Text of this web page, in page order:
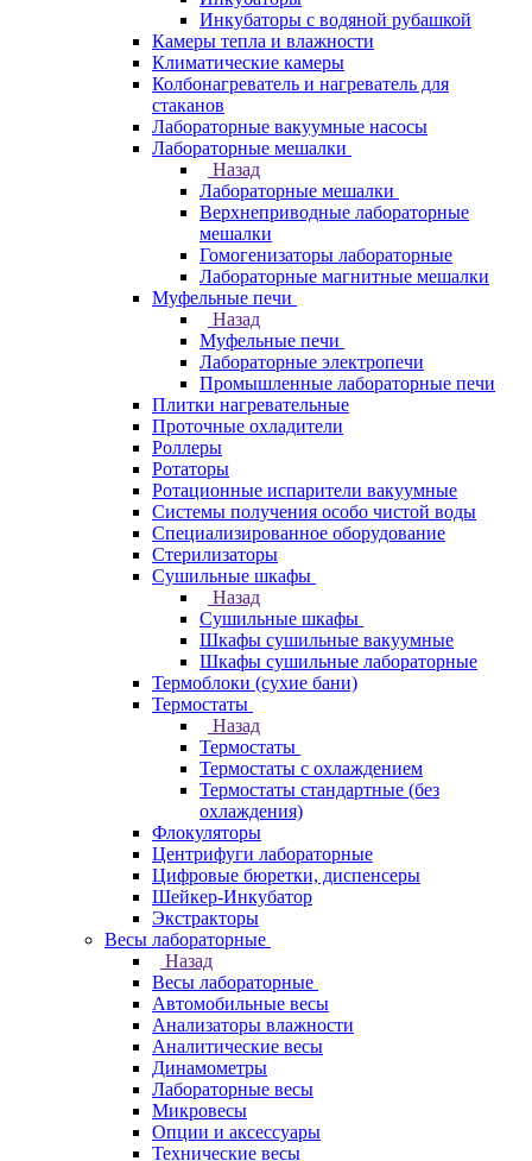
Инкубаторы с водяной рубашкой
Камеры тепла и влажности
Климатические камеры
Колбонагреватель и нагреватель для
стаканов
Лабораторные вакуумные насосы
Лабораторные мешалки
Назад
Лабораторные мешалки
Верхнеприводные лабораторные
мешалки
Гомогенизаторы лабораторные
Лабораторные магнитные мешалки
Муфельные печи
Назад
Муфельные печи
Лабораторные электропечи
Промышленные лабораторные печи
Плитки нагревательные
Проточные охладители
Роллеры
Ротаторы
Ротационные испарители вакуумные
Системы получения особо чистой воды
Специализированное оборудование
Стерилизаторы
Сушильные шкафы
Назад
Сушильные шкафы
Шкафы сушильные вакуумные
Шкафы сушильные лабораторные
Термоблоки (сухие бани)
Термостаты
Назад
Термостаты
Термостаты с охлаждением
Термостаты стандартные (без
охлаждения)
Флокуляторы
Центрифуги лабораторные
Цифровые бюретки, диспенсеры
Шейкер-Инкубатор
Экстракторы
Весы лабораторные
Назад
Весы лабораторные
Автомобильные весы
Анализаторы влажности
Аналитические весы
Динамометры
Лабораторные весы
Микровесы
Опции и аксессуары
Технические весы